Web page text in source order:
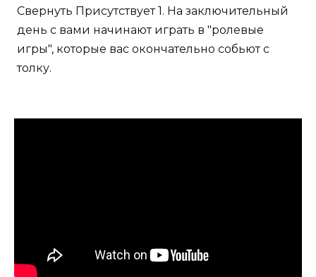
Свернуть Присутствует 1. На заключительный
день с вами начинают играть в "ролевые
игры", которые вас окончательно собьют с
толку.